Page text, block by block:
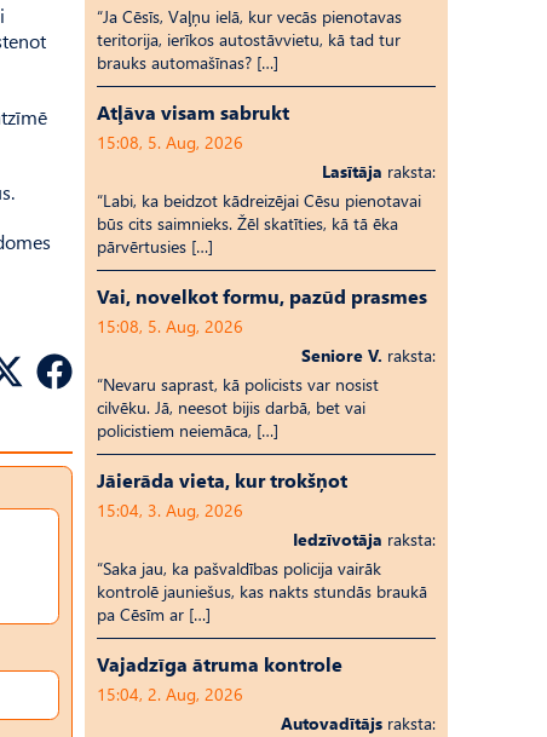
“Ja Cēsīs, Vaļņu ielā, kur vecās pienotavas
teritorija, ierīkos autostāvvietu, kā tad tur
brauks automašīnas? […]
Atļāva visam sabrukt
15:08, 5. Aug, 2026
Lasītāja raksta:
“Labi, ka beidzot kādreizējai Cēsu pienotavai
būs cits saimnieks. Žēl skatīties, kā tā ēka
pārvērtusies […]
Vai, novelkot formu, pazūd prasmes
15:08, 5. Aug, 2026
Seniore V. raksta:
“Nevaru saprast, kā policists var nosist
cilvēku. Jā, neesot bijis darbā, bet vai
policistiem neiemāca, […]
Jāierāda vieta, kur trokšņot
15:04, 3. Aug, 2026
Iedzīvotāja raksta:
“Saka jau, ka pašvaldības policija vairāk
kontrolē jauniešus, kas nakts stundās braukā
pa Cēsīm ar […]
Vajadzīga ātruma kontrole
15:04, 2. Aug, 2026
Autovadītājs raksta: